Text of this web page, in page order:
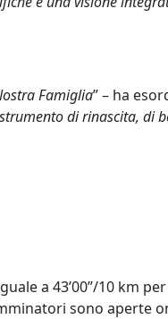
Famiglia” – ha
di rinascita, di
a 43’00”/10 km
sono aperte